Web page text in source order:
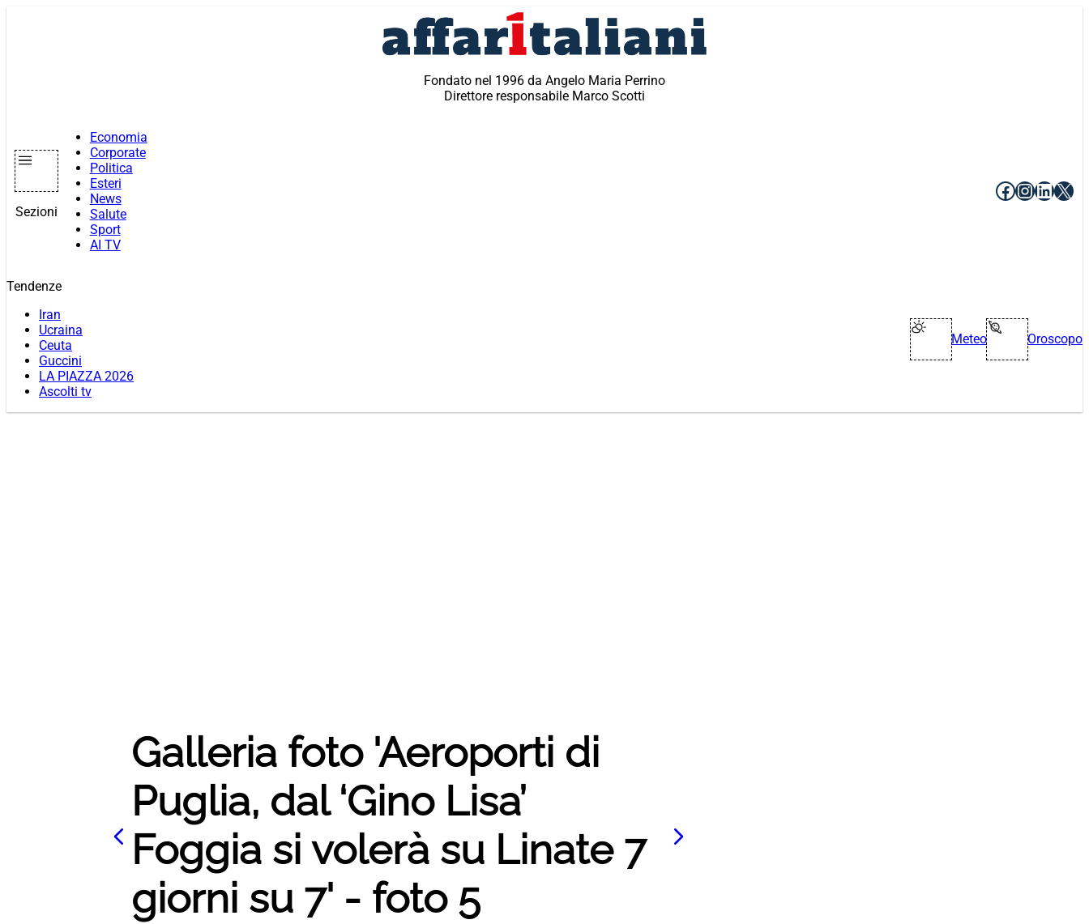
Fondato nel 1996 da Angelo Maria Perrino
Direttore responsabile Marco Scotti
Sezioni
Economia
Corporate
Politica
Esteri
News
Salute
Sport
AI TV
Facebook
X
Tendenze
Iran
Ucraina
Ceuta
Guccini
LA PIAZZA 2026
Ascolti tv
Meteo Oroscopo
Galleria foto 'Aeroporti di
Puglia, dal ‘Gino Lisa’
Foggia si volerà su Linate 7
giorni su 7' - foto 5